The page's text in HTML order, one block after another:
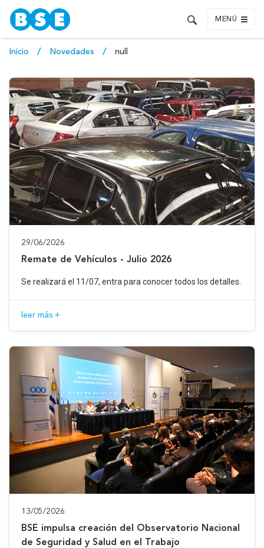
MENÚ
Inicio Novedades null
29/06/2026
Remate de Vehículos - Julio 2026
Se realizará el 11/07, entra para conocer todos los detalles.
leer más +
13/05/2026
BSE impulsa creación del Observatorio Nacional
de Seguridad y Salud en el Trabajo